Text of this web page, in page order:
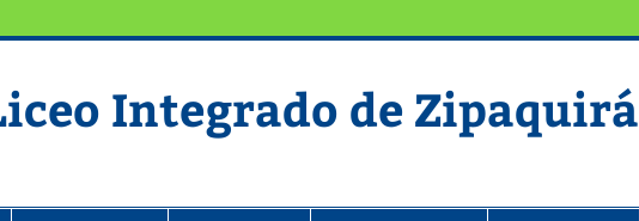
Integrado de Zipaquirá